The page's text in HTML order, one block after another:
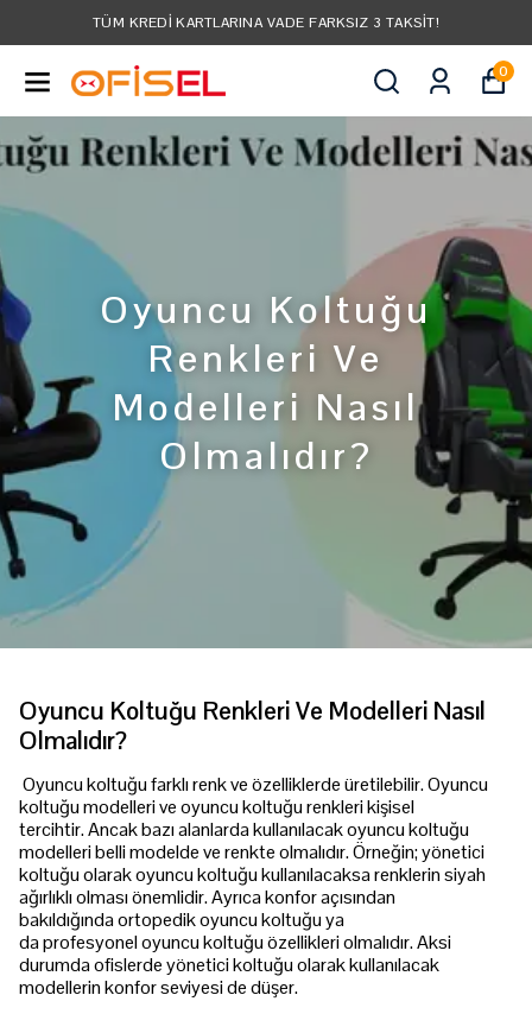
TÜM KREDI KARTLARINA VADE FARKSIZ 3 TAKSIT!
0
Oyuncu Koltuğu
Renkleri Ve
Modelleri Nasıl
Olmalıdır?
Oyuncu Koltuğu Renkleri Ve Modelleri Nasıl
Olmalıdır?
Oyuncu koltuğu farklı renk ve özelliklerde üretilebilir. Oyuncu
koltuğu modelleri ve oyuncu koltuğu renkleri kişisel
tercihtir. Ancak bazı alanlarda kullanılacak oyuncu koltuğu
modelleri belli modelde ve renkte olmalıdır. Örneğin; yönetici
koltuğu olarak oyuncu koltuğu kullanılacaksa renklerin siyah
ağırlıklı olması önemlidir. Ayrıca konfor açısından
bakıldığında ortopedik oyuncu koltuğu ya
da profesyonel oyuncu koltuğu özellikleri olmalıdır. Aksi
durumda ofislerde yönetici koltuğu olarak kullanılacak
modellerin konfor seviyesi de düşer.